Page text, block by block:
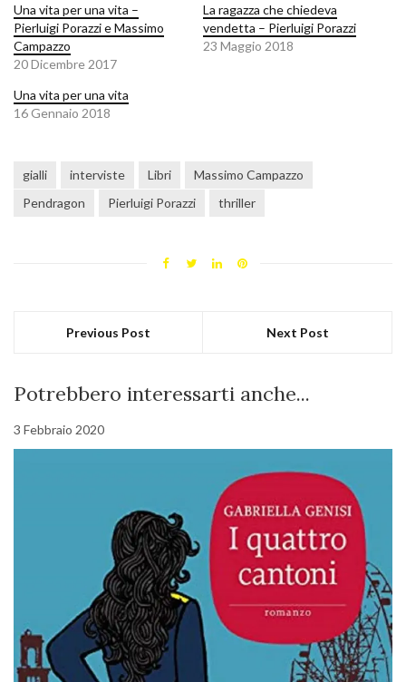
Una vita per una vita –
Pierluigi Porazzi e Massimo
Campazzo
20 Dicembre 2017
La ragazza che chiedeva
vendetta – Pierluigi Porazzi
23 Maggio 2018
Una vita per una vita
16 Gennaio 2018
gialli interviste Libri
Massimo Campazzo
Pendragon
Pierluigi Porazzi thriller
Previous Post Next Post
Potrebbero interessarti anche...
3 Febbraio 2020